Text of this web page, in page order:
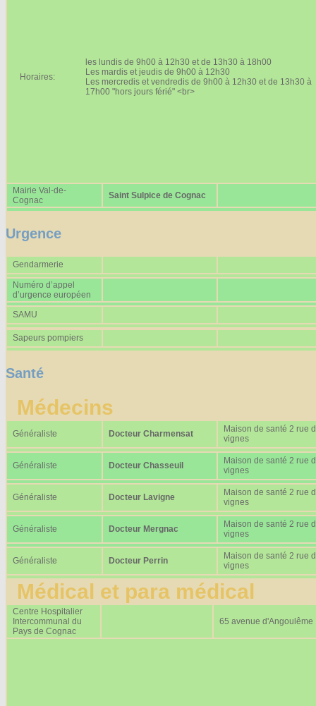
Horaires:
les lundis de 9h00 à 12h30 et de 13h30 à 18h00
Les mardis et jeudis de 9h00 à 12h30
Les mercredis et vendredis de 9h00 à 12h30 et de 13h30 à
17h00 "hors jours férié" <br>
Mairie Val-de-
Cognac
Saint Sulpice de Cognac
Urgence
Gendarmerie
Numéro d’appel
d’urgence européen
SAMU
Sapeurs pompiers
Santé
Médecins
Généraliste Docteur Charmensat
Maison de santé 2 rue
vignes
Généraliste Docteur Chasseuil
Maison de santé 2 rue
vignes
Généraliste Docteur Lavigne
Maison de santé 2 rue
vignes
Généraliste Docteur Mergnac
Maison de santé 2 rue
vignes
Généraliste Docteur Perrin
Maison de santé 2 rue
vignes
Médical et para médical
Centre Hospitalier
Intercommunal du
Pays de Cognac
65 avenue d'Angoulême